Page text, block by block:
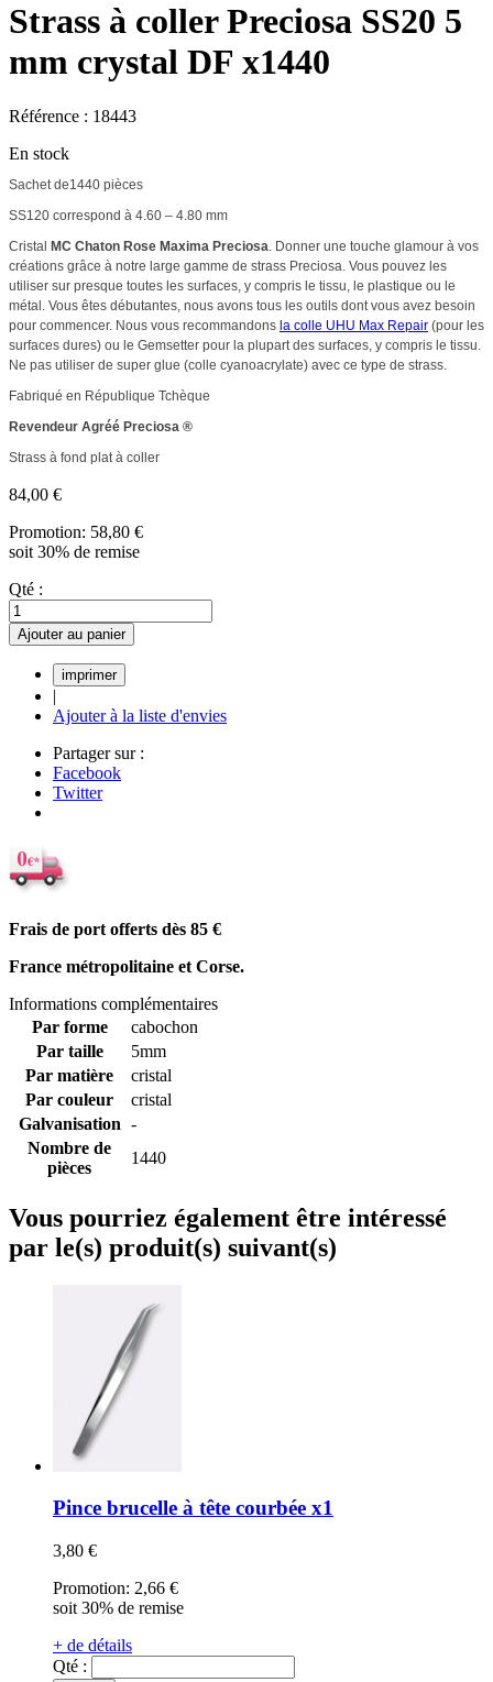
Strass à coller Preciosa SS20 5
mm crystal DF x1440
Référence : 18443
En stock
Sachet de1440 pièces
SS120 correspond à 4.60 – 4.80 mm
Cristal MC Chaton Rose Maxima Preciosa. Donner une touche glamour à vos
créations grâce à notre large gamme de strass Preciosa. Vous pouvez les
utiliser sur presque toutes les surfaces, y compris le tissu, le plastique ou le
métal. Vous êtes débutantes, nous avons tous les outils dont vous avez besoin
pour commencer. Nous vous recommandons la colle UHU Max Repair (pour les
surfaces dures) ou le Gemsetter pour la plupart des surfaces, y compris le tissu.
Ne pas utiliser de super glue (colle cyanoacrylate) avec ce type de strass.
Fabriqué en République Tchèque
Revendeur Agréé Preciosa ®
Strass à fond plat à coller
84,00 €
Promotion: 58,80 €
soit 30% de remise
Qté :
Ajouter au panier
|
Ajouter à la liste d'envies
Partager sur :
Facebook
Twitter
Frais de port offerts dès 85 €
France métropolitaine et Corse.
Informations complémentaires
Par forme
cabochon
Par taille
5mm
Par matière
cristal
Par couleur
cristal
Galvanisation -
Nombre de
pièces
1440
Vous pourriez également être intéressé
par le(s) produit(s) suivant(s)
Pince brucelle à tête courbée x1
3,80 €
Promotion: 2,66 €
soit 30% de remise
+ de détails
Qté :